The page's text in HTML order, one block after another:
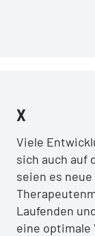
:
X
Viele
sich auch auf
seien es
Laufenden
eine optimale